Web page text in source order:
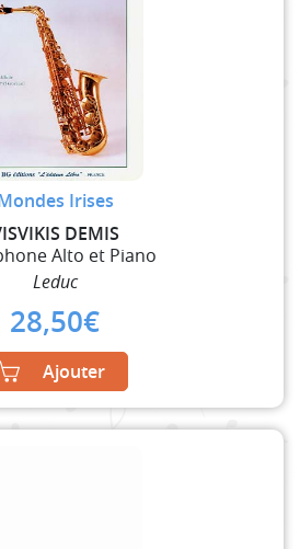
Irises
DEMIS
Alto et Piano
Leduc
28,50€
Ajouter